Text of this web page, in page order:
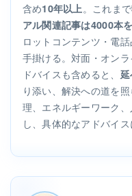
含め10年以上。これまで
アル関連記事は4000本
ロットコンテンツ・電
手掛ける。対面・オン
ドバイスも含めると、
り添い、解決への道を
理、エネルギーワーク
し、具体的なアドバイス